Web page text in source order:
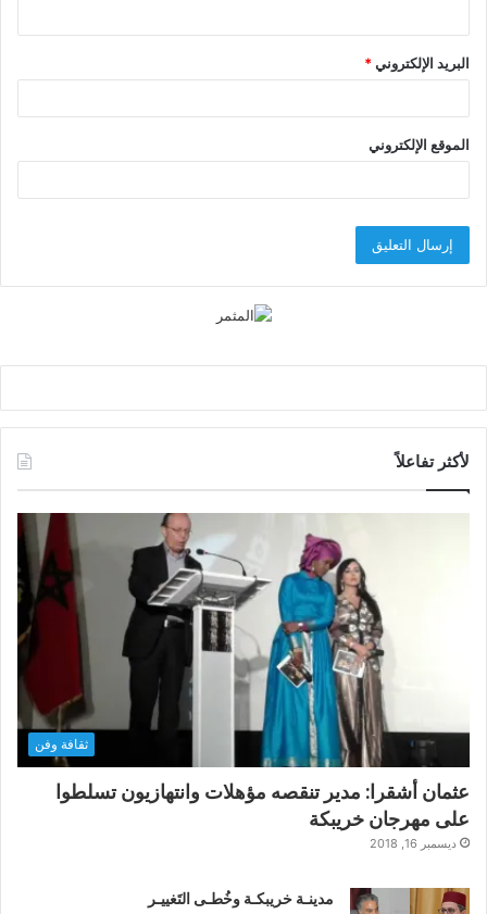
البريد الإلكتروني*
الموقع الإلكتروني
لأكثر تفاعلاً
ثقافة وفن
عثمان أشقرا: مدير تنقصه مؤهلات وانتهازيون تسلطوا
على مهرجان خريبكة
ديسمبر 16, 2018
مدينـة خريبكـة وخُطـى التَغييـر